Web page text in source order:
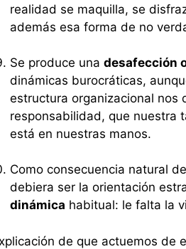
realidad se maquilla, se
además esa forma de no
Se produce una desafección
dinámicas burocráticas,
estructura organizacional nos
responsabilidad, que nuestra
está en nuestras manos.
Como consecuencia natural
debiera ser la orientación
dinámica habitual: le falta la
de que actuemos de